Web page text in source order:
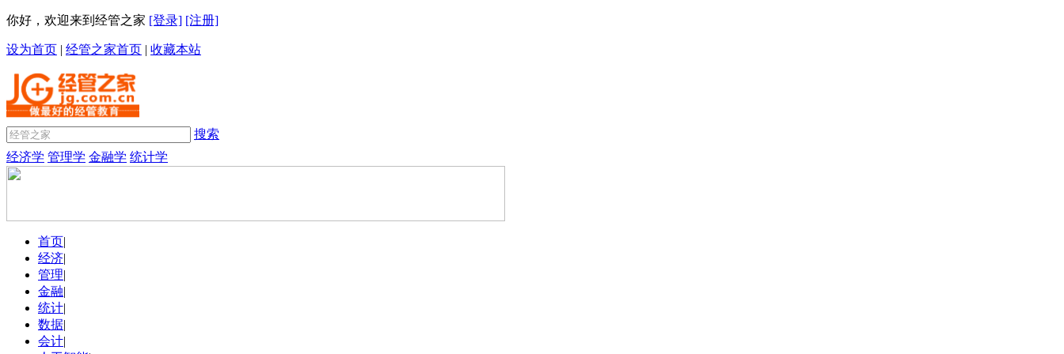
你好，欢迎来到经管之家 [登录] [注册]
设为首页 | 经管之家首页 | 收藏本站
搜索
经济学 管理学 金融学 统计学
首页|
经济|
管理|
金融|
统计|
数据|
会计|